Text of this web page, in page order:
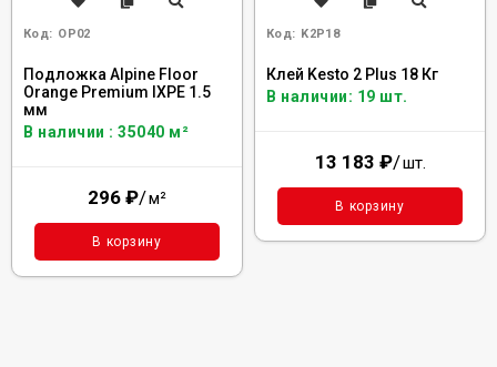
Код: OP02
Подложка Alpine Floor
Orange Premium IXPE 1.5
мм
В наличии : 35040 м²
296 ₽/м²
В корзину
Код: K2P18
Клей Kesto 2 Plus 18 Кг
В наличии: 19 шт.
13 183 ₽/шт.
В корзину